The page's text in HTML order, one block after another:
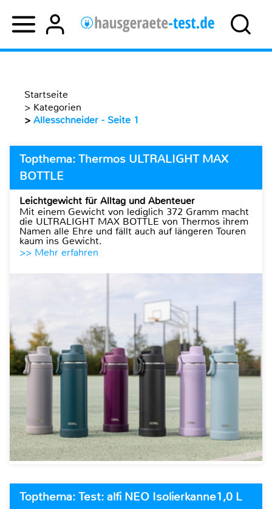
Startseite
> Kategorien
> Allesschneider - Seite 1
Topthema: Thermos ULTRALIGHT MAX
BOTTLE
Leichtgewicht für Alltag und Abenteuer
Mit einem Gewicht von lediglich 372 Gramm macht
die ULTRALIGHT MAX BOTTLE von Thermos ihrem
Namen alle Ehre und fällt auch auf längeren Touren
kaum ins Gewicht.
>> Mehr erfahren
Topthema: Test: alfi NEO Isolierkanne1,0 L